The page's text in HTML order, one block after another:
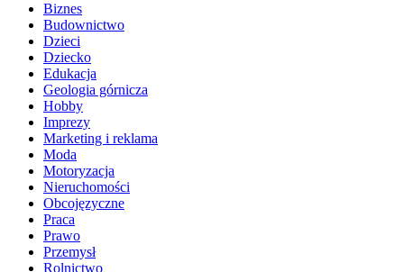
Biznes
Budownictwo
Dzieci
Dziecko
Edukacja
Geologia górnicza
Hobby
Imprezy
Marketing i reklama
Moda
Motoryzacja
Nieruchomości
Obcojęzyczne
Praca
Prawo
Przemysł
Rolnictwo